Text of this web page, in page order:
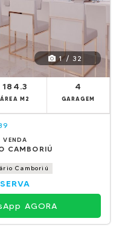
1 / 32
184.3
ÁREA M2
4
GARAGEM
VENDA
CAMBORIÚ
Camboriú
AGORA